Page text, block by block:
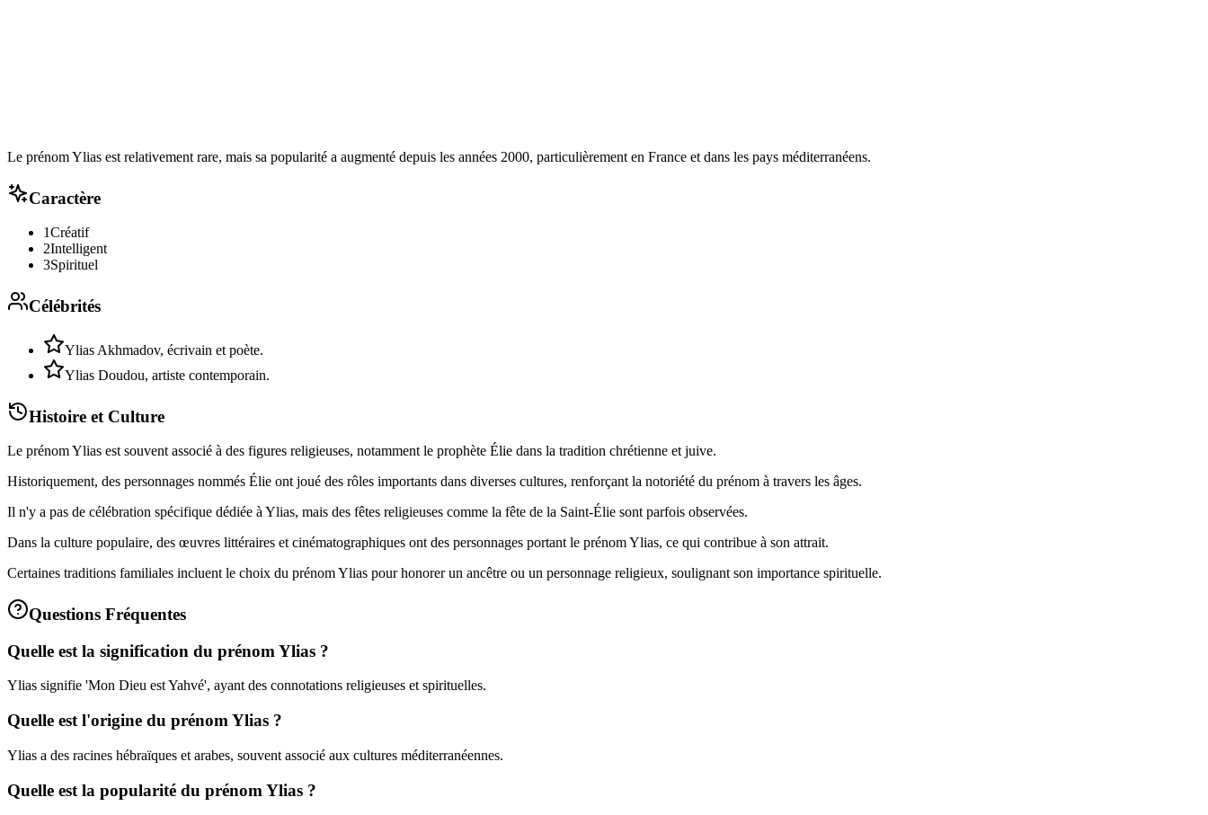
Le prénom Ylias est relativement rare, mais sa popularité a augmenté depuis les années 2000, particulièrement en France et dans les pays méditerranéens.
Caractère
1Créatif
2Intelligent
3Spirituel
Célébrités
Ylias Akhmadov, écrivain et poète.
Ylias Doudou, artiste contemporain.
Histoire et Culture
Le prénom Ylias est souvent associé à des figures religieuses, notamment le prophète Élie dans la tradition chrétienne et juive.
Historiquement, des personnages nommés Élie ont joué des rôles importants dans diverses cultures, renforçant la notoriété du prénom à travers les âges.
Il n'y a pas de célébration spécifique dédiée à Ylias, mais des fêtes religieuses comme la fête de la Saint-Élie sont parfois observées.
Dans la culture populaire, des œuvres littéraires et cinématographiques ont des personnages portant le prénom Ylias, ce qui contribue à son attrait.
Certaines traditions familiales incluent le choix du prénom Ylias pour honorer un ancêtre ou un personnage religieux, soulignant son importance spirituelle.
Questions Fréquentes
Quelle est la signification du prénom Ylias ?
Ylias signifie 'Mon Dieu est Yahvé', ayant des connotations religieuses et spirituelles.
Quelle est l'origine du prénom Ylias ?
Ylias a des racines hébraïques et arabes, souvent associé aux cultures méditerranéennes.
Quelle est la popularité du prénom Ylias ?